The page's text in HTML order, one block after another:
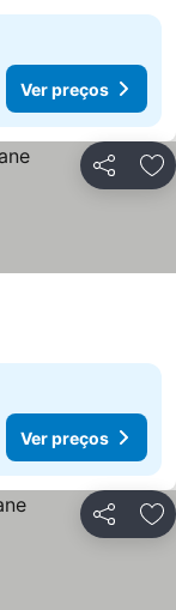
Ver preços
Partilhar
Ver preços
Partilhar